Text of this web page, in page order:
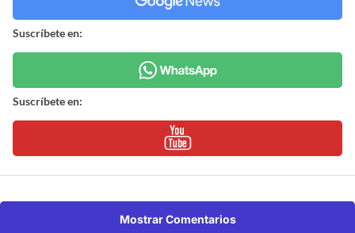
Suscríbete en:
Suscríbete en:
Mostrar Comentarios